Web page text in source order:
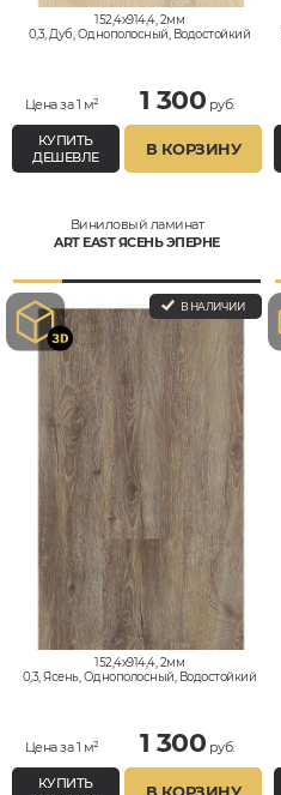
152,4x914,4, 2мм
0,3, Дуб, Однополосный, Водостойкий
Цена за 1 м² 1 300 руб.
КУПИТЬ
ДЕШЕВЛЕ
В КОРЗИНУ
Виниловый ламинат
ART EAST ЯСЕНЬ ЭПЕРНЕ
В НАЛИЧИИ
152,4x914,4, 2мм
0,3, Ясень, Однополосный, Водостойкий
Цена за 1 м² 1 300 руб.
КУПИТЬ
В КОРЗИНУ